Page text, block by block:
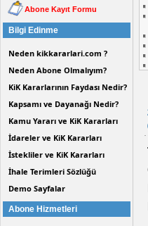
Abone Kayıt Formu
Bilgi Edinme
Neden kikkararlari.com ?
Neden Abone Olmalıyım?
KiK Kararlarının Faydası Nedir?
Kapsamı ve Dayanağı Nedir?
Kamu Yararı ve KiK Kararları
İdareler ve KiK Kararları
İstekliler ve KiK Kararları
İhale Terimleri Sözlüğü
Demo Sayfalar
Abone Hizmetleri